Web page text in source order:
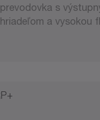
prevodovka s
hriadeľom a vysokou